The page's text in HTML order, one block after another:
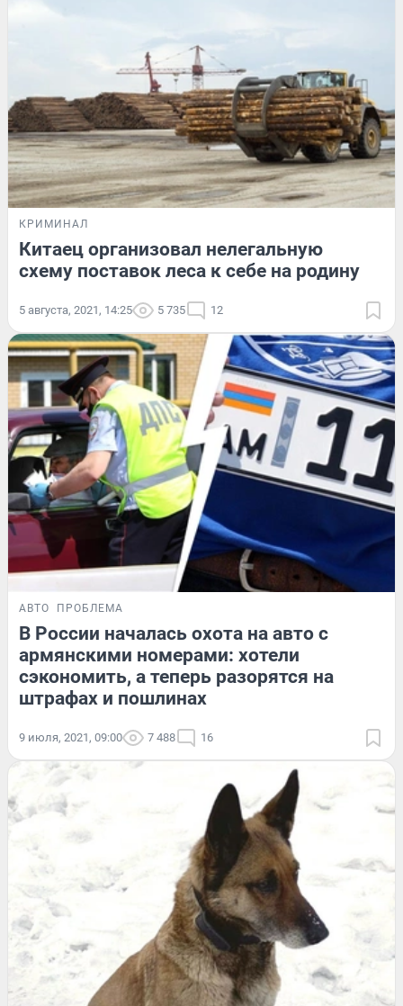
КРИМИНАЛ
Китаец организовал нелегальную
схему поставок леса к себе на родину
5 августа, 2021, 14:25 5 735 12
АВТО ПРОБЛЕМА
В России началась охота на авто с
армянскими номерами: хотели
сэкономить, а теперь разорятся на
штрафах и пошлинах
9 июля, 2021, 09:00 7 488 16